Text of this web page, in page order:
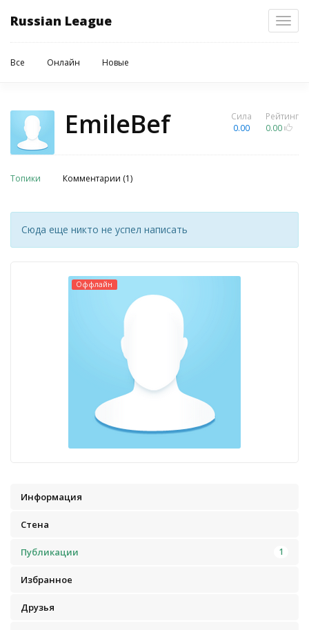
Russian League
Все Онлайн Новые
Рейтинг
0.00
Сила
0.00
EmileBef
Топики Комментарии (1)
Сюда еще никто не успел написать
Оффлайн
Информация
Стена
Публикации 1
Избранное
Друзья